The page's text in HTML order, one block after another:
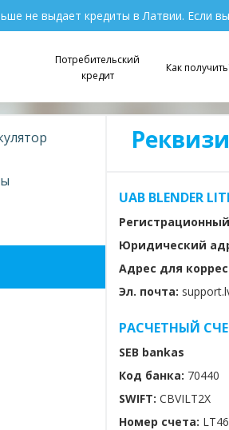
не выдает кредиты в Латвии. Если
Потребительский
кредит
Как
UAB BLENDER
Юридический
Адрес для
Эл. почта:
РАСЧЕТНЫЙ
SEB bankas
Код банка: 70440
SWIFT: CBVILT2X
Номер счета: